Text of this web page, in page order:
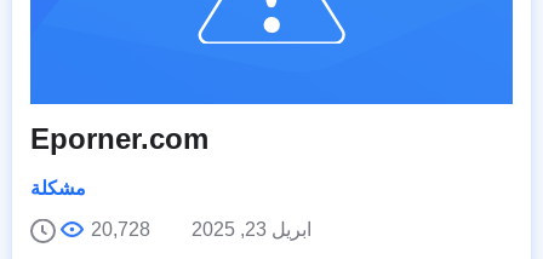
Eporner.com
مشكلة
ابريل 23, 2025
20,728